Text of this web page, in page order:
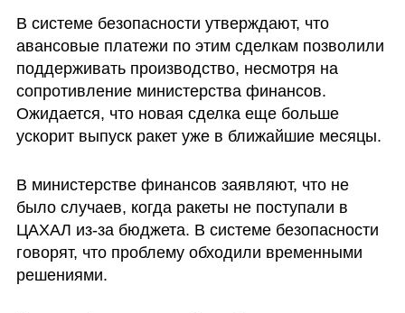
В системе безопасности утверждают, что
авансовые платежи по этим сделкам позволили
поддерживать производство, несмотря на
сопротивление министерства финансов.
Ожидается, что новая сделка еще больше
ускорит выпуск ракет уже в ближайшие месяцы.
В министерстве финансов заявляют, что не
было случаев, когда ракеты не поступали в
ЦАХАЛ из-за бюджета. В системе безопасности
говорят, что проблему обходили временными
решениями.